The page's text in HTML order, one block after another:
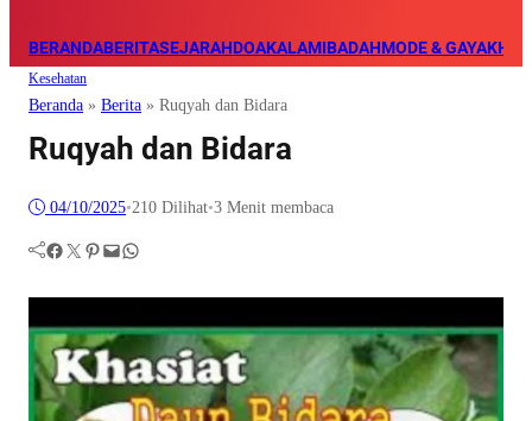
BERANDABERITASEJARAHDOAKALAMIBADAHMODE & GAYA
Kesehatan
Beranda » Berita » Ruqyah dan Bidara
Ruqyah dan Bidara
04/10/2025•210 Dilihat•3 Menit membaca
Facebook Twitter Pinterest Mail WhatsApp